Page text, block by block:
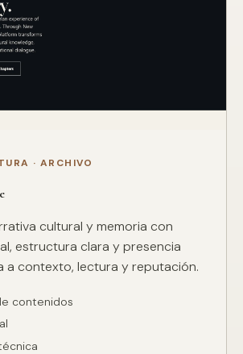
· ARCHIVO
cultural y memoria con
estructura clara y presencia
a contexto, lectura y reputación.
contenidos